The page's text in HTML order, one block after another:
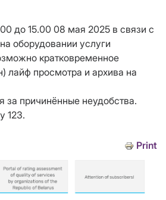
до 15.00 08 мая 2025 в связи с
оборудовании услуги
кратковременное
лайф просмотра и архива на
за причинённые неудобства.
123.
Print